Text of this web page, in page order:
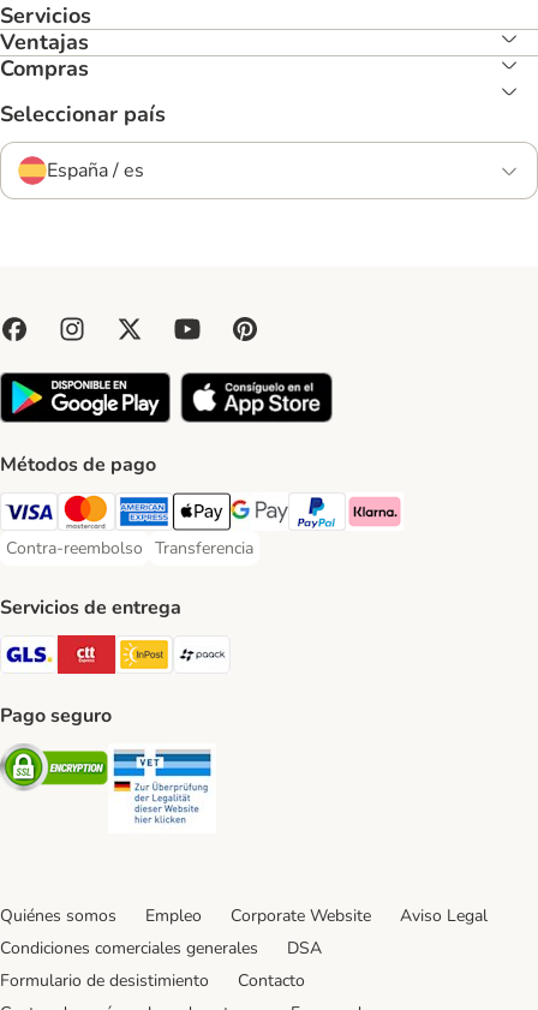
Servicios
Ventajas
Compras
Seleccionar país
España / es
Métodos de pago
Visa Payment Method
Mastercard Payment Method
American Express Payment Method
Apple Pay Payment Method
Google Pay Payment Method
PayPal Payment Method
Klarna Payment Method
Contra-reembolso
Contra-reembolso Payment Method
Transferencia
Transferencia Payment Method
Servicios de entrega
GLS Shipping Method
CTTExpress Shipping Method
InPost Shipping Method
Pago seguro
Security
Quiénes somos Empleo Corporate Website
Aviso Legal
Condiciones comerciales generales
DSA
Formulario de desistimiento
Contacto